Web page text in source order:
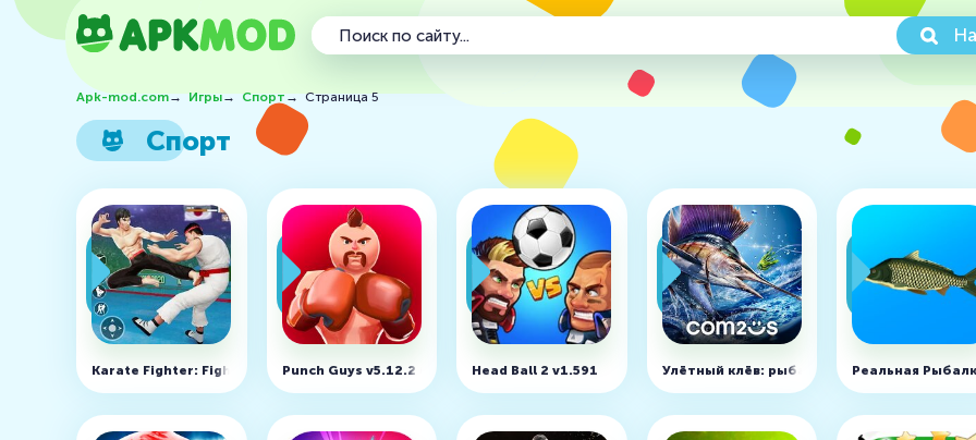
Apk-mod.com→Игры→Спорт→Страница 5
Спорт
Karate Fighter: Fighting Games v3.5.42 (MOD, Меню)
Punch Guys v5.12.2 (MOD, Меню)Head Ball 2 v1.591 Улётный клёв: рыбалка в 3D v8.0.1
Реальная